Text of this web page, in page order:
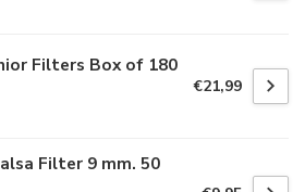
Filters Box of 180
€21,99
Filter 9 mm. 50